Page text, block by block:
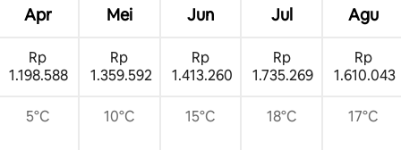
Apr Mei Jun Jul Agu
Rp
1.198.588
Rp
1.359.592
Rp
1.413.260
Rp
1.735.269
Rp
1.610.043
5°C 10°C 15°C 18°C 17°C